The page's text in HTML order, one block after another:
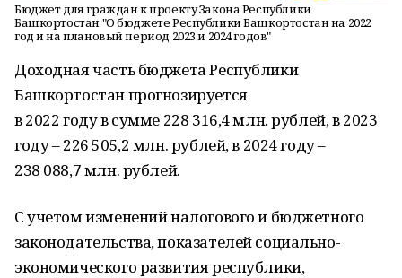
Бюджет для граждан к проекту Закона Республики
Башкортостан "О бюджете Республики Башкортостан на 2022
год и на плановый период 2023 и 2024 годов"
Доходная часть бюджета Республики
Башкортостан прогнозируется
в 2022 году в сумме 228 316,4 млн. рублей, в 2023
году – 226 505,2 млн. рублей, в 2024 году –
238 088,7 млн. рублей.
С учетом изменений налогового и бюджетного
законодательства, показателей социально-
экономического развития республики,